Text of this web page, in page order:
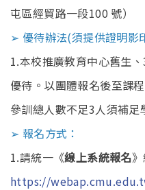
屯區經貿路一段100 號）
➢ 優待辦法(須提供證明影
1.本校推廣教育中心舊生
優待。以團體報名後至課
參訓總人數不足3人須補足
➢ 報名方式：
1.請統一《線上系統報名
https://